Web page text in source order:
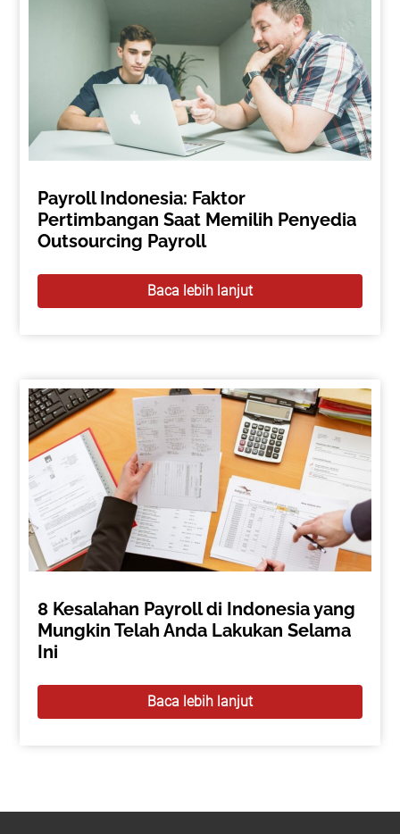
Payroll Indonesia: Faktor
Pertimbangan Saat Memilih Penyedia
Outsourcing Payroll
Baca lebih lanjut
8 Kesalahan Payroll di Indonesia yang
Mungkin Telah Anda Lakukan Selama
Ini
Baca lebih lanjut